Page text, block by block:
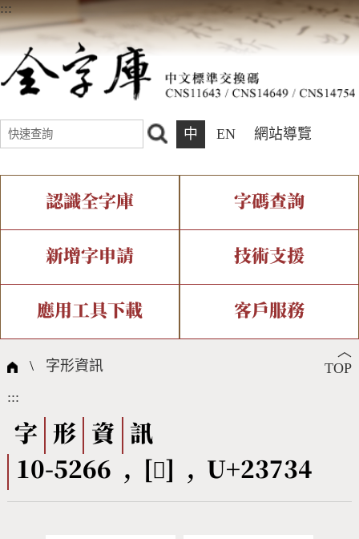
:::
中 EN 網站導覽
認識全字庫
全字庫介紹 全字庫現況
中文碼介紹 專有名詞介紹
國際字碼相關組織
字碼查詢
IDS查詢 部件查詢
複合查詢 注音查詢
筆畫查詢
筆順序查詢
CNS查詢 Unicode查詢
新增字申請
新字申請處理流程
技術支援
字形即時顯示 造字解決方案
全字庫授權 轉碼Web Service
應用工具下載
個人電腦造字處理工具
字形下載
客戶服務
問題集
熱門查詢統計
︿
TOP
\ 字形資訊
:::
字 形 資
訊
10-5266 , [𣜴] , U+23734